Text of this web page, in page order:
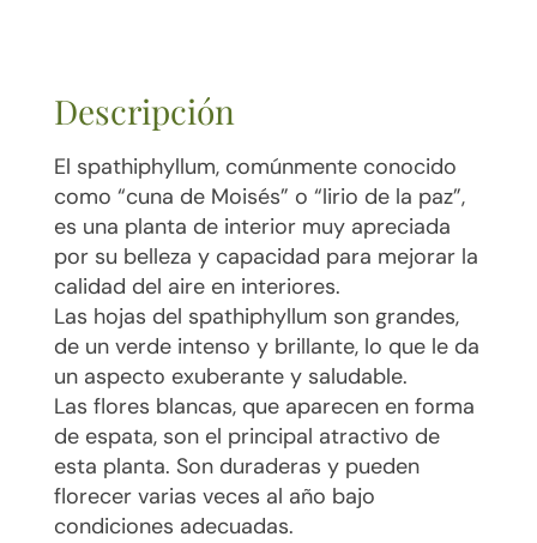
Descripción
El spathiphyllum, comúnmente conocido
como “cuna de Moisés” o “lirio de la paz”,
es una planta de interior muy apreciada
por su belleza y capacidad para mejorar la
calidad del aire en interiores.
Las hojas del spathiphyllum son grandes,
de un verde intenso y brillante, lo que le da
un aspecto exuberante y saludable.
Las flores blancas, que aparecen en forma
de espata, son el principal atractivo de
esta planta. Son duraderas y pueden
florecer varias veces al año bajo
condiciones adecuadas.